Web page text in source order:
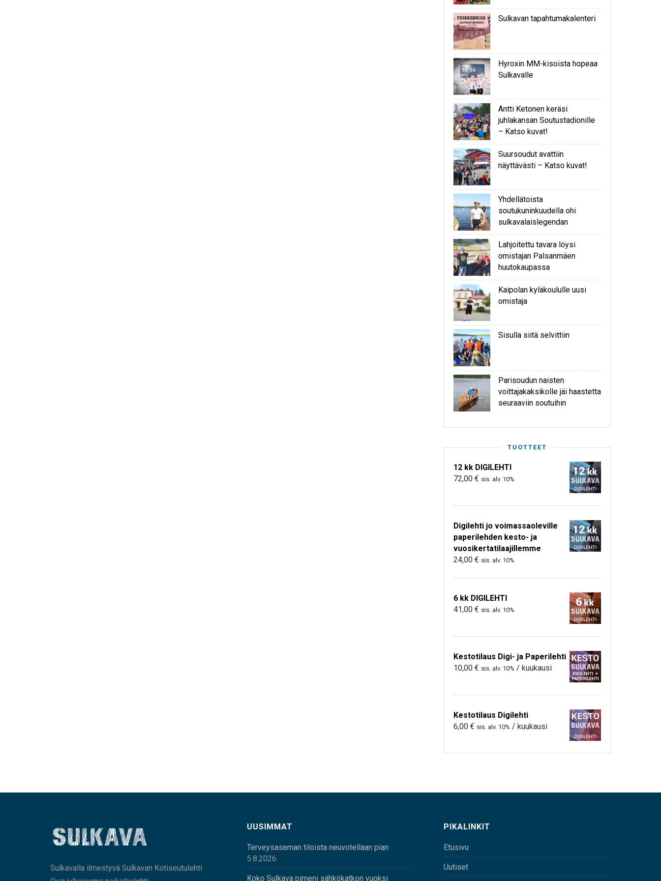
Sulkavan tapahtumakalenteri
Hyroxin MM-kisoista hopeaa
Sulkavalle
Antti Ketonen keräsi
juhlakansan Soutustadionille
– Katso kuvat!
Suursoudut avattiin
näyttävästi – Katso kuvat!
Yhdellätoista
soutukuninkuudella ohi
sulkavalaislegendan
Lahjoitettu tavara löysi
omistajan Palsanmäen
huutokaupassa
Kaipolan kyläkoululle uusi
omistaja
Sisulla siitä selvittiin
Parisoudun naisten
voittajakaksikolle jäi haastetta
seuraaviin soutuihin
TUOTTEET
12 kk DIGILEHTI
72,00 € sis. alv. 10%
Digilehti jo voimassaoleville
paperilehden kesto- ja
vuosikertatilaajillemme
24,00 € sis. alv. 10%
6 kk DIGILEHTI
41,00 € sis. alv. 10%
Kestotilaus Digi- ja Paperilehti
10,00 € sis. alv. 10% / kuukausi
Kestotilaus Digilehti
6,00 € sis. alv. 10% / kuukausi
Sulkavalla ilmestyvä Sulkavan Kotiseutulehti
UUSIMMAT
Terveysaseman tiloista neuvotellaan pian
5.8.2026
Koko Sulkava pimeni sähkökatkon vuoksi
PIKALINKIT
Etusivu
Uutiset